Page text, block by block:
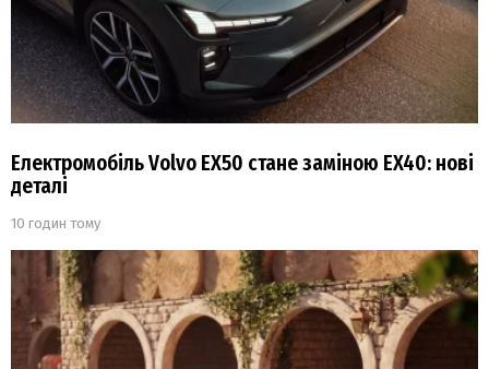
Електромобіль Volvo EX50 стане заміною EX40: нові
деталі
10 годин тому